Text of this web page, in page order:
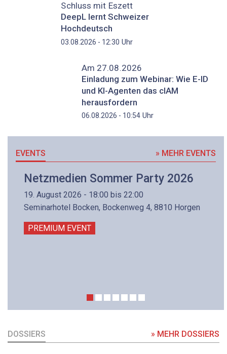
Schluss mit Eszett
DeepL lernt Schweizer
Hochdeutsch
03.08.2026 - 12:30 Uhr
Am 27.08.2026
Einladung zum Webinar: Wie E-ID
und KI-Agenten das cIAM
herausfordern
06.08.2026 - 10:54Uhr
EVENTS » MEHR EVENTS
Netzmedien Sommer Party 2026
19. August 2026 - 18:00 bis 22:00
Seminarhotel Bocken, Bockenweg 4, 8810 Horgen
PREMIUM EVENT
DOSSIERS » MEHR DOSSIERS